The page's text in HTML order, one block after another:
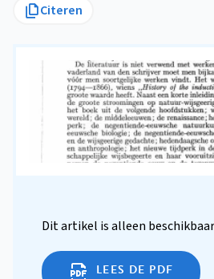
Citeren
Dit artikel is alleen beschikbaar
LEES DE PDF